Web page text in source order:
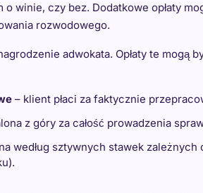
winie, czy bez. Dodatkowe opłaty
rozwodowego.
adwokata. Opłaty te mogą
– klient płaci za faktycznie
z góry za całość prowadzenia
według sztywnych stawek